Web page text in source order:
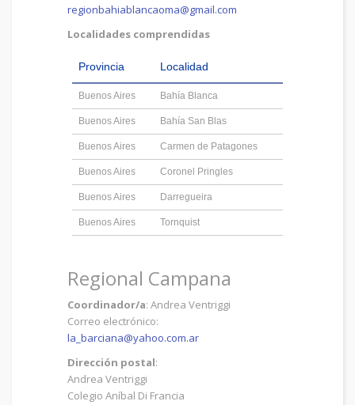
regionbahiablancaoma@gmail.com
Localidades comprendidas
Provincia Localidad
Buenos Aires Bahía Blanca
Buenos Aires Bahía San Blas
Buenos Aires Carmen de Patagones
Buenos Aires Coronel Pringles
Buenos Aires Darregueira
Buenos Aires Tornquist
Regional Campana
Coordinador/a: Andrea Ventriggi
Correo electrónico:
la_barciana@yahoo.com.ar
Dirección postal:
Andrea Ventriggi
Colegio Aníbal Di Francia